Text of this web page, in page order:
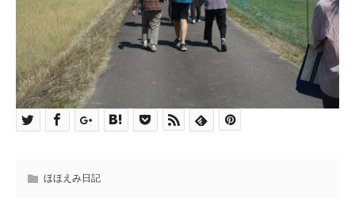
ほほえみ日記